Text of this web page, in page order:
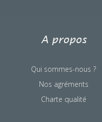
A propos
Qui sommes-nous ?
Nos agréments
Charte qualité